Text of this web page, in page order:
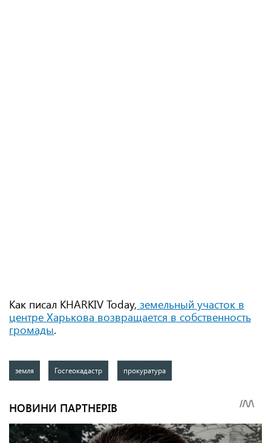
Как писал KHARKIV Today, земельный участок в
центре Харькова возвращается в собственность
громады.
земля Госгеокадастр прокуратура